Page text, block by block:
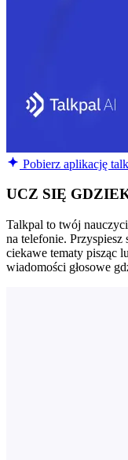
Pobierz aplikację
UCZ SIĘ
Talkpal to twój
na telefonie. Przyspiesz
ciekawe tematy pisząc
wiadomości głosowe